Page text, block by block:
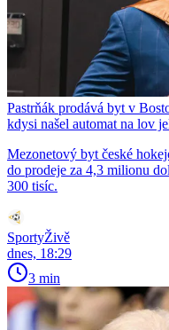
Pastrňák prodává byt v
kdysi našel automat na lov
Mezonetový byt české
do prodeje za 4,3 milionu
300 tisíc.
SportyŽivě
dnes, 18:29
3 min